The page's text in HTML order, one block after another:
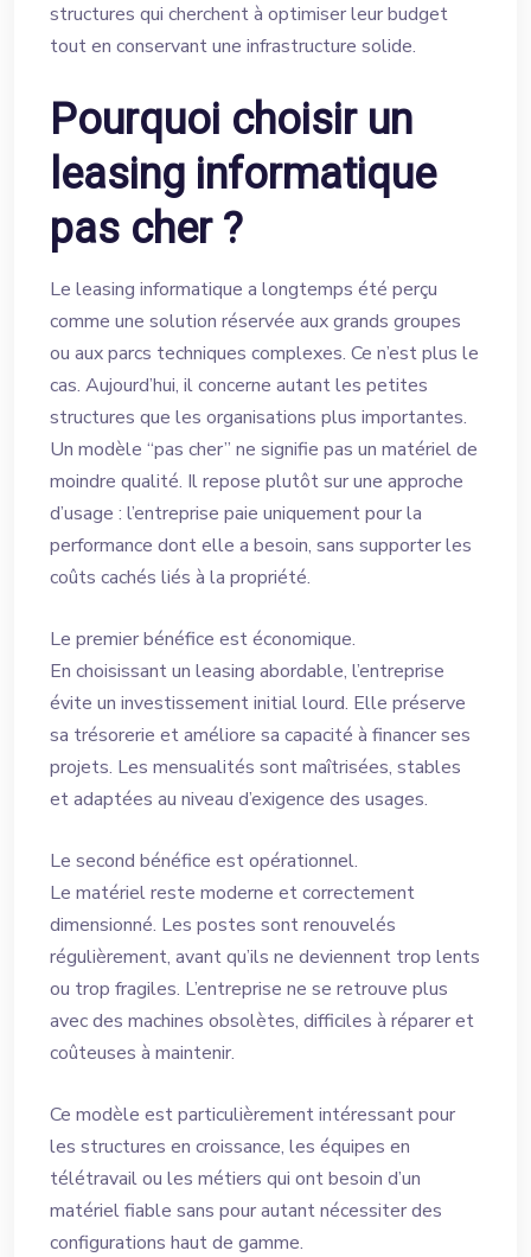
structures qui cherchent à optimiser leur budget
tout en conservant une infrastructure solide.
Pourquoi choisir un
leasing informatique
pas cher ?
Le leasing informatique a longtemps été perçu
comme une solution réservée aux grands groupes
ou aux parcs techniques complexes. Ce n’est plus le
cas. Aujourd’hui, il concerne autant les petites
structures que les organisations plus importantes.
Un modèle “pas cher” ne signifie pas un matériel de
moindre qualité. Il repose plutôt sur une approche
d’usage : l’entreprise paie uniquement pour la
performance dont elle a besoin, sans supporter les
coûts cachés liés à la propriété.
Le premier bénéfice est économique.
En choisissant un leasing abordable, l’entreprise
évite un investissement initial lourd. Elle préserve
sa trésorerie et améliore sa capacité à financer ses
projets. Les mensualités sont maîtrisées, stables
et adaptées au niveau d’exigence des usages.
Le second bénéfice est opérationnel.
Le matériel reste moderne et correctement
dimensionné. Les postes sont renouvelés
régulièrement, avant qu’ils ne deviennent trop lents
ou trop fragiles. L’entreprise ne se retrouve plus
avec des machines obsolètes, difficiles à réparer et
coûteuses à maintenir.
Ce modèle est particulièrement intéressant pour
les structures en croissance, les équipes en
télétravail ou les métiers qui ont besoin d’un
matériel fiable sans pour autant nécessiter des
configurations haut de gamme.